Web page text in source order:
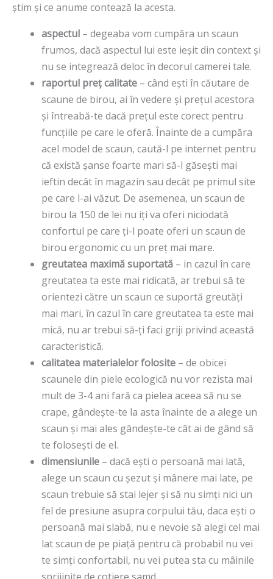
știm și ce anume contează la acesta.
aspectul – degeaba vom cumpăra un scaun
frumos, dacă aspectul lui este ieșit din context și
nu se integrează deloc în decorul camerei tale.
raportul preț calitate – când ești în căutare de
scaune de birou, ai în vedere și prețul acestora
și întreabă-te dacă prețul este corect pentru
funcțiile pe care le oferă. Înainte de a cumpăra
acel model de scaun, caută-l pe internet pentru
că există șanse foarte mari să-l găsești mai
ieftin decât în magazin sau decât pe primul site
pe care l-ai văzut. De asemenea, un scaun de
birou la 150 de lei nu iți va oferi niciodată
confortul pe care ți-l poate oferi un scaun de
birou ergonomic cu un preț mai mare.
greutatea maximă suportată – in cazul în care
greutatea ta este mai ridicată, ar trebui să te
orientezi către un scaun ce suportă greutăți
mai mari, în cazul în care greutatea ta este mai
mică, nu ar trebui să-ți faci griji privind această
caracteristică.
calitatea materialelor folosite – de obicei
scaunele din piele ecologică nu vor rezista mai
mult de 3-4 ani fară ca pielea aceea să nu se
crape, gândește-te la asta înainte de a alege un
scaun și mai ales gândește-te cât ai de gând să
te folosești de el.
dimensiunile – dacă ești o persoană mai lată,
alege un scaun cu șezut și mânere mai late, pe
scaun trebuie să stai lejer și să nu simți nici un
fel de presiune asupra corpului tău, daca ești o
persoană mai slabă, nu e nevoie să alegi cel mai
lat scaun de pe piață pentru că probabil nu vei
te simți confortabil, nu vei putea sta cu mâinile